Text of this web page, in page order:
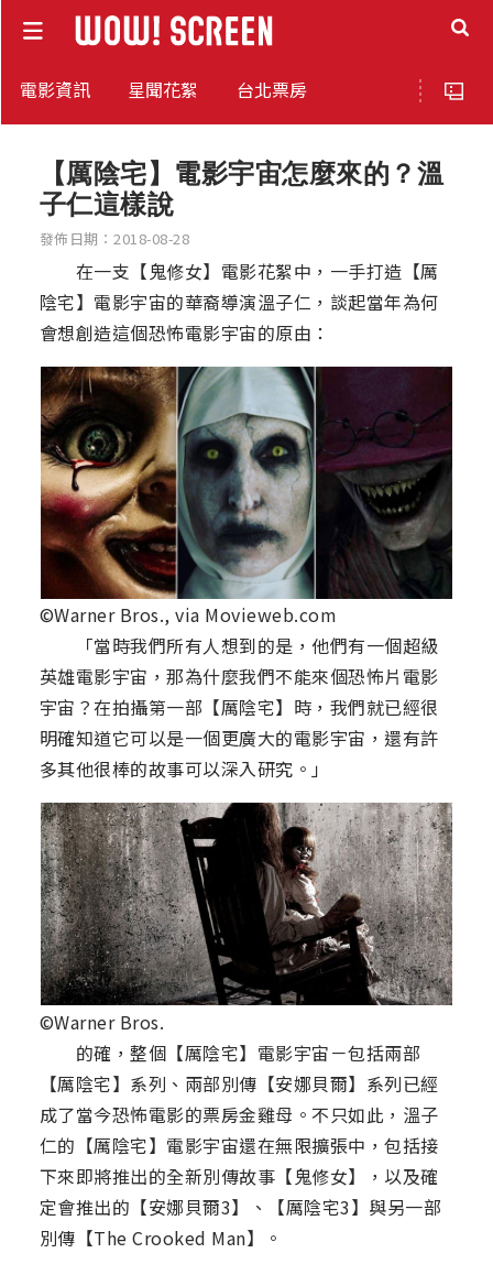
電影資訊 星聞花絮 台北票房
【厲陰宅】電影宇宙怎麼來的？溫
子仁這樣說
發佈日期：2018-08-28
在一支【鬼修女】電影花絮中，一手打造【厲
陰宅】電影宇宙的華裔導演溫子仁，談起當年為何
會想創造這個恐怖電影宇宙的原由：
©Warner Bros., via Movieweb.com
「當時我們所有人想到的是，他們有一個超級
英雄電影宇宙，那為什麼我們不能來個恐怖片電影
宇宙？在拍攝第一部【厲陰宅】時，我們就已經很
明確知道它可以是一個更廣大的電影宇宙，還有許
多其他很棒的故事可以深入研究。」
©Warner Bros.
的確，整個【厲陰宅】電影宇宙－包括兩部
【厲陰宅】系列、兩部別傳【安娜貝爾】系列已經
成了當今恐怖電影的票房金雞母。不只如此，溫子
仁的【厲陰宅】電影宇宙還在無限擴張中，包括接
下來即將推出的全新別傳故事【鬼修女】，以及確
定會推出的【安娜貝爾3】、【厲陰宅3】與另一部
別傳【The Crooked Man】。